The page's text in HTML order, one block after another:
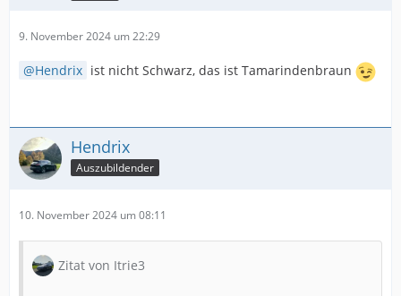
9. November 2024 um 22:29
Hendrix ist nicht Schwarz, das ist Tamarindenbraun
Hendrix
Auszubildender
10. November 2024 um 08:11
Zitat von Itrie3